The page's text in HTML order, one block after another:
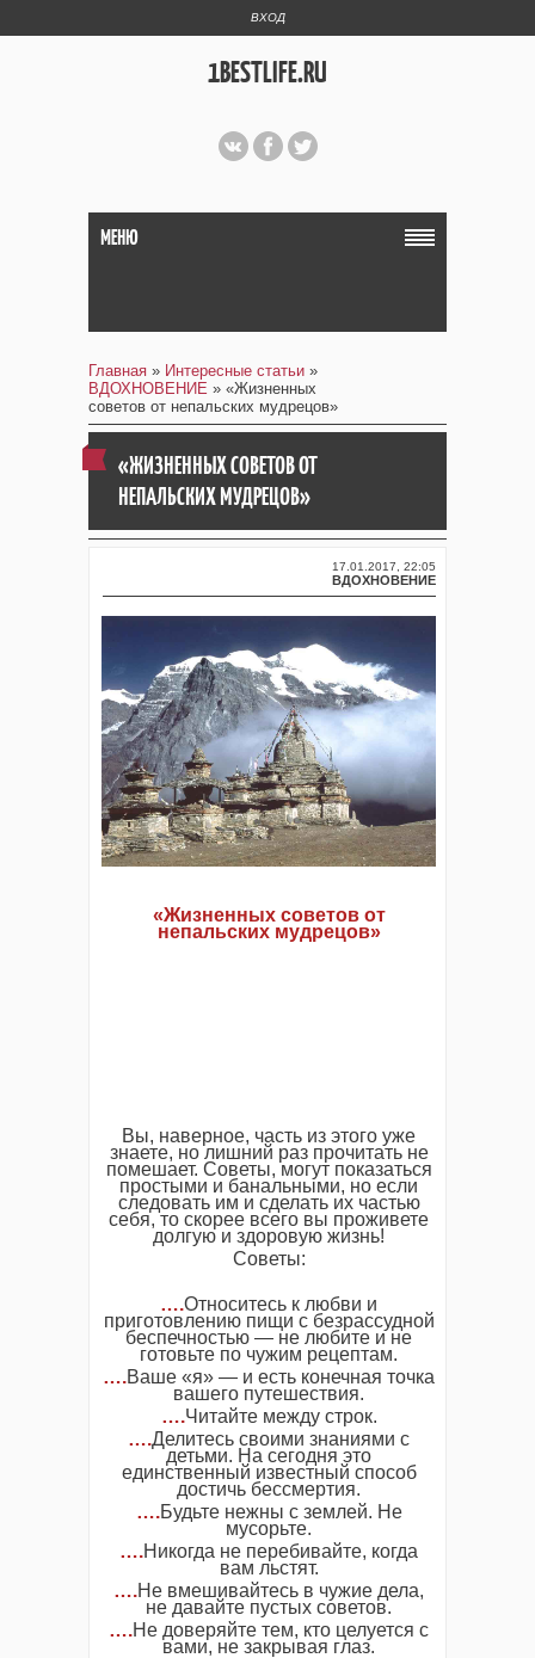
ВХОД
1BESTLIFE.RU
МЕНЮ
Главная » Интересные статьи »
ВДОХНОВЕНИЕ » «Жизненных
советов от непальских мудрецов»
«ЖИЗНЕННЫХ СОВЕТОВ ОТ
НЕПАЛЬСКИХ МУДРЕЦОВ»
17.01.2017, 22:05
ВДОХНОВЕНИЕ
«Жизненных советов от
непальских мудрецов»
Вы, наверное, часть из этого уже
знаете, но лишний раз прочитать не
помешает. Советы, могут показаться
простыми и банальными, но если
следовать им и сделать их частью
себя, то скорее всего вы проживете
долгую и здоровую жизнь!
Советы:
….Относитесь к любви и
приготовлению пищи с безрассудной
беспечностью — не любите и не
готовьте по чужим рецептам.
….Ваше «я» — и есть конечная точка
вашего путешествия.
….Читайте между строк.
….Делитесь своими знаниями с
детьми. На сегодня это
единственный известный способ
достичь бессмертия.
….Будьте нежны с землей. Не
мусорьте.
….Никогда не перебивайте, когда
вам льстят.
….Не вмешивайтесь в чужие дела,
не давайте пустых советов.
….Не доверяйте тем, кто целуется с
вами, не закрывая глаз.